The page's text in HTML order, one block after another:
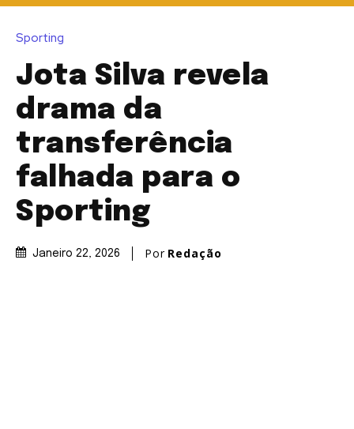
Sporting
Jota Silva revela
drama da
transferência
falhada para o
Sporting
Janeiro 22, 2026 Por Redação